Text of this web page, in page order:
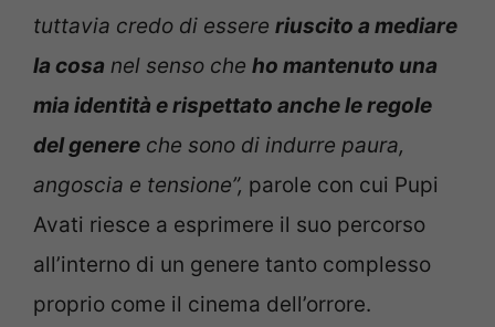
tuttavia credo di essere riuscito a mediare
la cosa nel senso che ho mantenuto una
mia identità e rispettato anche le regole
del genere che sono di indurre paura,
angoscia e tensione”, parole con cui Pupi
Avati riesce a esprimere il suo percorso
all’interno di un genere tanto complesso
proprio come il cinema dell’orrore.